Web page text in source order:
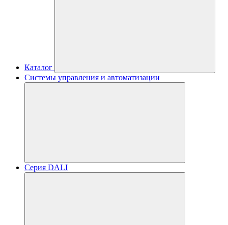
Каталог
Системы управления и автоматизации
Серия DALI